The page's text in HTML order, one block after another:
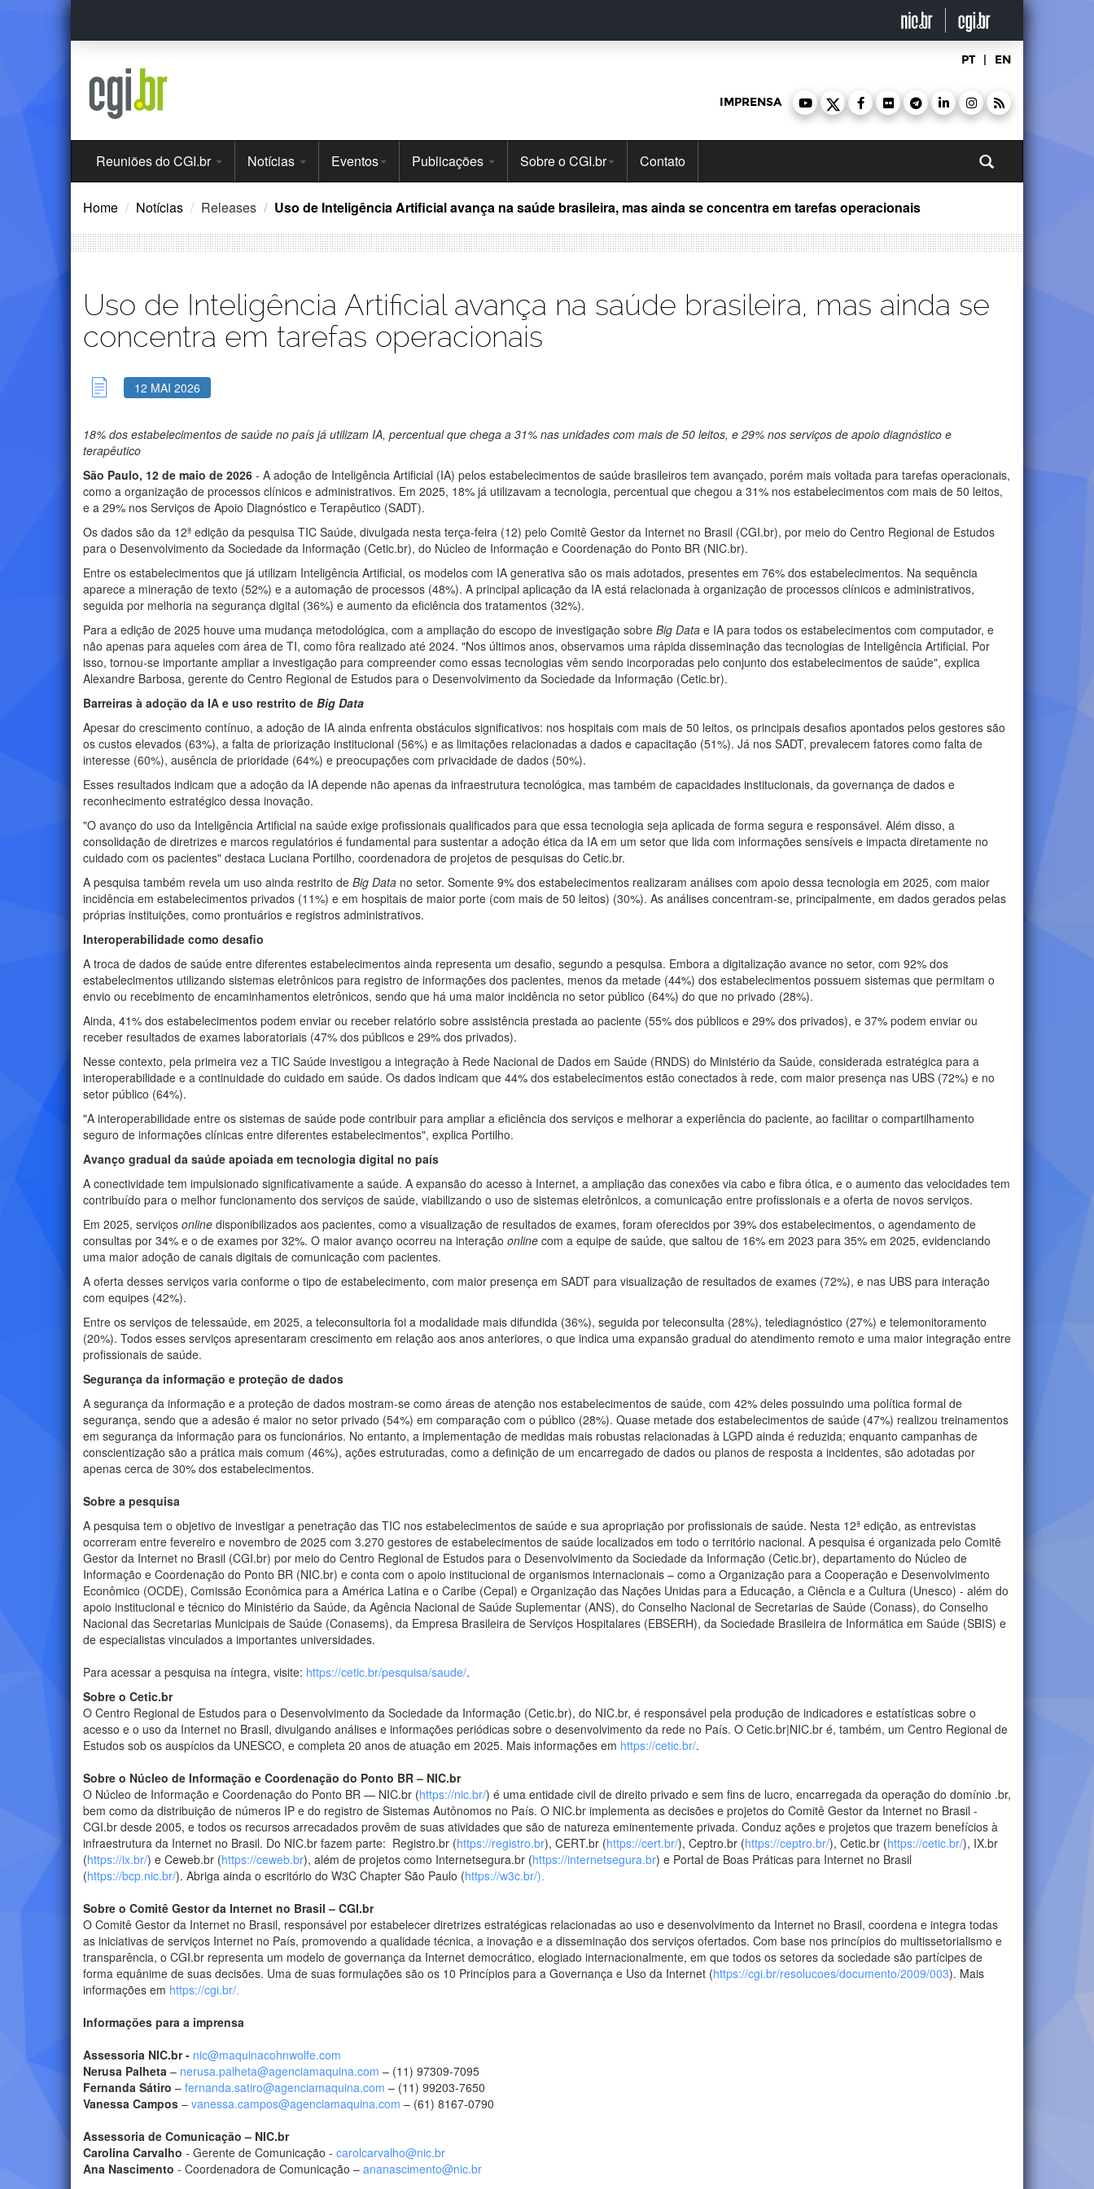
Ir
o
PT | EN
IMPRENSA
Menu
Principal
Reuniões do CGI.br Notícias Eventos Publicações Sobre o CGI.br Contato
Home Notícias Releases Uso de Inteligência Artificial avança na saúde brasileira, mas ainda se concentra em tarefas operacionais
Uso de Inteligência Artificial avança na saúde brasileira, mas ainda se
concentra em tarefas operacionais
12 MAI 2026
18% dos estabelecimentos de saúde no país já utilizam IA, percentual que chega a 31% nas unidades com mais de 50 leitos, e 29% nos serviços de apoio diagnóstico e
terapêutico
São Paulo, 12 de maio de 2026 - A adoção de Inteligência Artificial (IA) pelos estabelecimentos de saúde brasileiros tem avançado, porém mais voltada para tarefas operacionais,
como a organização de processos clínicos e administrativos. Em 2025, 18% já utilizavam a tecnologia, percentual que chegou a 31% nos estabelecimentos com mais de 50 leitos,
e a 29% nos Serviços de Apoio Diagnóstico e Terapêutico (SADT).
Os dados são da 12ª edição da pesquisa TIC Saúde, divulgada nesta terça-feira (12) pelo Comitê Gestor da Internet no Brasil (CGI.br), por meio do Centro Regional de Estudos
para o Desenvolvimento da Sociedade da Informação (Cetic.br), do Núcleo de Informação e Coordenação do Ponto BR (NIC.br).
Entre os estabelecimentos que já utilizam Inteligência Artificial, os modelos com IA generativa são os mais adotados, presentes em 76% dos estabelecimentos. Na sequência
aparece a mineração de texto (52%) e a automação de processos (48%). A principal aplicação da IA está relacionada à organização de processos clínicos e administrativos,
seguida por melhoria na segurança digital (36%) e aumento da eficiência dos tratamentos (32%).
Para a edição de 2025 houve uma mudança metodológica, com a ampliação do escopo de investigação sobre Big Data e IA para todos os estabelecimentos com computador, e
não apenas para aqueles com área de TI, como fôra realizado até 2024. "Nos últimos anos, observamos uma rápida disseminação das tecnologias de Inteligência Artificial. Por
isso, tornou-se importante ampliar a investigação para compreender como essas tecnologias vêm sendo incorporadas pelo conjunto dos estabelecimentos de saúde", explica
Alexandre Barbosa, gerente do Centro Regional de Estudos para o Desenvolvimento da Sociedade da Informação (Cetic.br).
Barreiras à adoção da IA e uso restrito de Big Data
Apesar do crescimento contínuo, a adoção de IA ainda enfrenta obstáculos significativos: nos hospitais com mais de 50 leitos, os principais desafios apontados pelos gestores são
os custos elevados (63%), a falta de priorização institucional (56%) e as limitações relacionadas a dados e capacitação (51%). Já nos SADT, prevalecem fatores como falta de
interesse (60%), ausência de prioridade (64%) e preocupações com privacidade de dados (50%).
Esses resultados indicam que a adoção da IA depende não apenas da infraestrutura tecnológica, mas também de capacidades institucionais, da governança de dados e
reconhecimento estratégico dessa inovação.
"O avanço do uso da Inteligência Artificial na saúde exige profissionais qualificados para que essa tecnologia seja aplicada de forma segura e responsável. Além disso, a
consolidação de diretrizes e marcos regulatórios é fundamental para sustentar a adoção ética da IA em um setor que lida com informações sensíveis e impacta diretamente no
cuidado com os pacientes" destaca Luciana Portilho, coordenadora de projetos de pesquisas do Cetic.br.
A pesquisa também revela um uso ainda restrito de Big Data no setor. Somente 9% dos estabelecimentos realizaram análises com apoio dessa tecnologia em 2025, com maior
incidência em estabelecimentos privados (11%) e em hospitais de maior porte (com mais de 50 leitos) (30%). As análises concentram-se, principalmente, em dados gerados pelas
próprias instituições, como prontuários e registros administrativos.
Interoperabilidade como desafio
A troca de dados de saúde entre diferentes estabelecimentos ainda representa um desafio, segundo a pesquisa. Embora a digitalização avance no setor, com 92% dos
estabelecimentos utilizando sistemas eletrônicos para registro de informações dos pacientes, menos da metade (44%) dos estabelecimentos possuem sistemas que permitam o
envio ou recebimento de encaminhamentos eletrônicos, sendo que há uma maior incidência no setor público (64%) do que no privado (28%).
Ainda, 41% dos estabelecimentos podem enviar ou receber relatório sobre assistência prestada ao paciente (55% dos públicos e 29% dos privados), e 37% podem enviar ou
receber resultados de exames laboratoriais (47% dos públicos e 29% dos privados).
Nesse contexto, pela primeira vez a TIC Saúde investigou a integração à Rede Nacional de Dados em Saúde (RNDS) do Ministério da Saúde, considerada estratégica para a
interoperabilidade e a continuidade do cuidado em saúde. Os dados indicam que 44% dos estabelecimentos estão conectados à rede, com maior presença nas UBS (72%) e no
setor público (64%).
"A interoperabilidade entre os sistemas de saúde pode contribuir para ampliar a eficiência dos serviços e melhorar a experiência do paciente, ao facilitar o compartilhamento
seguro de informações clínicas entre diferentes estabelecimentos", explica Portilho.
Avanço gradual da saúde apoiada em tecnologia digital no país
A conectividade tem impulsionado significativamente a saúde. A expansão do acesso à Internet, a ampliação das conexões via cabo e fibra ótica, e o aumento das velocidades tem
contribuído para o melhor funcionamento dos serviços de saúde, viabilizando o uso de sistemas eletrônicos, a comunicação entre profissionais e a oferta de novos serviços.
Em 2025, serviços online disponibilizados aos pacientes, como a visualização de resultados de exames, foram oferecidos por 39% dos estabelecimentos, o agendamento de
consultas por 34% e o de exames por 32%. O maior avanço ocorreu na interação online com a equipe de saúde, que saltou de 16% em 2023 para 35% em 2025, evidenciando
uma maior adoção de canais digitais de comunicação com pacientes.
A oferta desses serviços varia conforme o tipo de estabelecimento, com maior presença em SADT para visualização de resultados de exames (72%), e nas UBS para interação
com equipes (42%).
Entre os serviços de telessaúde, em 2025, a teleconsultoria foi a modalidade mais difundida (36%), seguida por teleconsulta (28%), telediagnóstico (27%) e telemonitoramento
(20%). Todos esses serviços apresentaram crescimento em relação aos anos anteriores, o que indica uma expansão gradual do atendimento remoto e uma maior integração entre
profissionais de saúde.
Segurança da informação e proteção de dados
A segurança da informação e a proteção de dados mostram-se como áreas de atenção nos estabelecimentos de saúde, com 42% deles possuindo uma política formal de
segurança, sendo que a adesão é maior no setor privado (54%) em comparação com o público (28%). Quase metade dos estabelecimentos de saúde (47%) realizou treinamentos
em segurança da informação para os funcionários. No entanto, a implementação de medidas mais robustas relacionadas à LGPD ainda é reduzida; enquanto campanhas de
conscientização são a prática mais comum (46%), ações estruturadas, como a definição de um encarregado de dados ou planos de resposta a incidentes, são adotadas por
apenas cerca de 30% dos estabelecimentos.
Sobre a pesquisa
A pesquisa tem o objetivo de investigar a penetração das TIC nos estabelecimentos de saúde e sua apropriação por profissionais de saúde. Nesta 12ª edição, as entrevistas
ocorreram entre fevereiro e novembro de 2025 com 3.270 gestores de estabelecimentos de saúde localizados em todo o território nacional. A pesquisa é organizada pelo Comitê
Gestor da Internet no Brasil (CGI.br) por meio do Centro Regional de Estudos para o Desenvolvimento da Sociedade da Informação (Cetic.br), departamento do Núcleo de
Informação e Coordenação do Ponto BR (NIC.br) e conta com o apoio institucional de organismos internacionais – como a Organização para a Cooperação e Desenvolvimento
Econômico (OCDE), Comissão Econômica para a América Latina e o Caribe (Cepal) e Organização das Nações Unidas para a Educação, a Ciência e a Cultura (Unesco) - além do
apoio institucional e técnico do Ministério da Saúde, da Agência Nacional de Saúde Suplementar (ANS), do Conselho Nacional de Secretarias de Saúde (Conass), do Conselho
Nacional das Secretarias Municipais de Saúde (Conasems), da Empresa Brasileira de Serviços Hospitalares (EBSERH), da Sociedade Brasileira de Informática em Saúde (SBIS) e
de especialistas vinculados a importantes universidades.
Para acessar a pesquisa na íntegra, visite: https://cetic.br/pesquisa/saude/.
Sobre o Cetic.br
O Centro Regional de Estudos para o Desenvolvimento da Sociedade da Informação (Cetic.br), do NIC.br, é responsável pela produção de indicadores e estatísticas sobre o
acesso e o uso da Internet no Brasil, divulgando análises e informações periódicas sobre o desenvolvimento da rede no País. O Cetic.br|NIC.br é, também, um Centro Regional de
Estudos sob os auspícios da UNESCO, e completa 20 anos de atuação em 2025. Mais informações em https://cetic.br/.
Sobre o Núcleo de Informação e Coordenação do Ponto BR – NIC.br
O Núcleo de Informação e Coordenação do Ponto BR — NIC.br (https://nic.br/) é uma entidade civil de direito privado e sem fins de lucro, encarregada da operação do domínio .br,
bem como da distribuição de números IP e do registro de Sistemas Autônomos no País. O NIC.br implementa as decisões e projetos do Comitê Gestor da Internet no Brasil -
CGI.br desde 2005, e todos os recursos arrecadados provêm de suas atividades que são de natureza eminentemente privada. Conduz ações e projetos que trazem benefícios à
infraestrutura da Internet no Brasil. Do NIC.br fazem parte: Registro.br (https://registro.br), CERT.br (https://cert.br/), Ceptro.br (https://ceptro.br/), Cetic.br (https://cetic.br/), IX.br
(https://ix.br/) e Ceweb.br (https://ceweb.br), além de projetos como Internetsegura.br (https://internetsegura.br) e Portal de Boas Práticas para Internet no Brasil
(https://bcp.nic.br/). Abriga ainda o escritório do W3C Chapter São Paulo (https://w3c.br/).
Sobre o Comitê Gestor da Internet no Brasil – CGI.br
O Comitê Gestor da Internet no Brasil, responsável por estabelecer diretrizes estratégicas relacionadas ao uso e desenvolvimento da Internet no Brasil, coordena e integra todas
as iniciativas de serviços Internet no País, promovendo a qualidade técnica, a inovação e a disseminação dos serviços ofertados. Com base nos princípios do multissetorialismo e
transparência, o CGI.br representa um modelo de governança da Internet democrático, elogiado internacionalmente, em que todos os setores da sociedade são partícipes de
forma equânime de suas decisões. Uma de suas formulações são os 10 Princípios para a Governança e Uso da Internet (https://cgi.br/resolucoes/documento/2009/003). Mais
informações em https://cgi.br/.
Informações para a imprensa
Assessoria NIC.br - nic@maquinacohnwolfe.com
Nerusa Palheta – nerusa.palheta@agenciamaquina.com – (11) 97309-7095
Fernanda Sátiro – fernanda.satiro@agenciamaquina.com – (11) 99203-7650
Vanessa Campos – vanessa.campos@agenciamaquina.com – (61) 8167-0790
Assessoria de Comunicação – NIC.br
Carolina Carvalho - Gerente de Comunicação - carolcarvalho@nic.br
Ana Nascimento - Coordenadora de Comunicação – ananascimento@nic.br